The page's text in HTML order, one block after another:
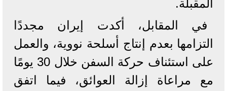
المقبلة.
في المقابل، أكدت إيران مجددًا
التزامها بعدم إنتاج أسلحة نووية، والعمل
على استئناف حركة السفن خلال 30 يومًا
مع مراعاة إزالة العوائق، فيما اتفق